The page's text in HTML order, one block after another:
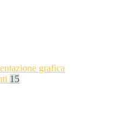
grafica
15